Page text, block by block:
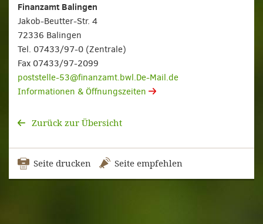
Finanzamt Balingen
Jakob-Beutter-Str. 4
72336 Balingen
Tel. 07433/97-0 (Zentrale)
Fax 07433/97-2099
poststelle-53@finanzamt.bwl.De-Mail.de
Informationen & Öffnungszeiten
Zurück zur Übersicht
Seite drucken Seite empfehlen